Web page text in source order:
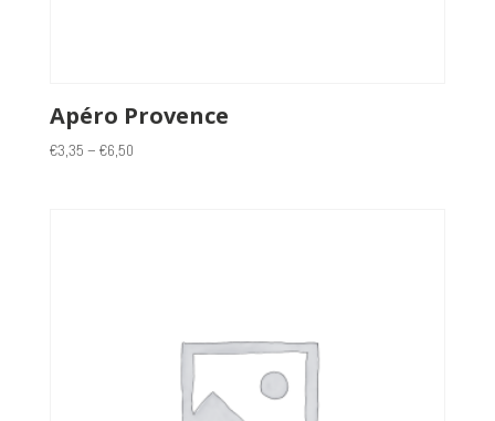
Apéro Provence
€3,35 – €6,50